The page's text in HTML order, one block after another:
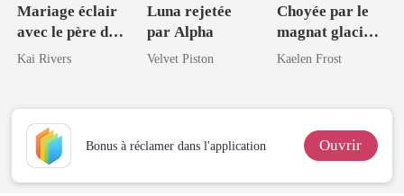
Mariage éclair
avec le père de
ma meilleure
Kai Rivers
Luna rejetée
par Alpha
Velvet Piston
Choyée par le
magnat glacial
qui lit dans les
Kaelen Frost
Bonus à réclamer dans l'application Ouvrir